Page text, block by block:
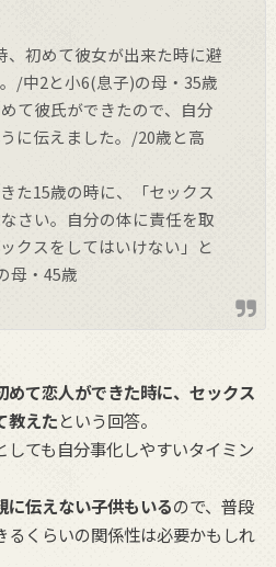
初めて彼女が出来た時に避
/中2と小6(息子)の母・35歳
て彼氏ができたので、自分
に伝えました。/20歳と高
た15歳の時に、「セックス
さい。自分の体に責任を取
クスをしてはいけない」と
母・45歳
めて恋人ができた時に、セックス
教えたという回答。
ても自分事化しやすいタイミン
伝えない子供もいるので、普段
るくらいの関係性は必要かもしれ